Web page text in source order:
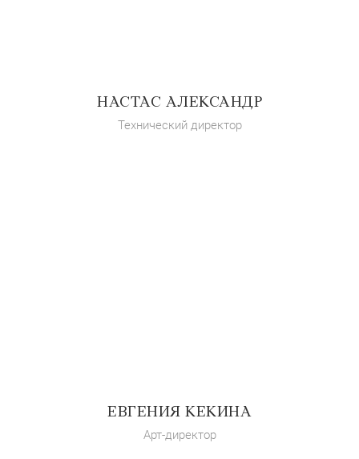
НАСТАС АЛЕКСАНДР
Технический директор
ЕВГЕНИЯ КЕКИНА
Арт-директор